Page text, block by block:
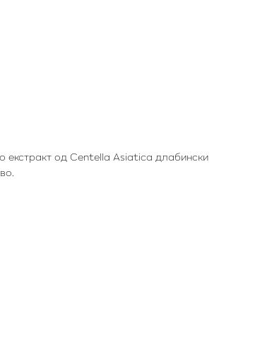
екстракт од Centella Asiatica длабински